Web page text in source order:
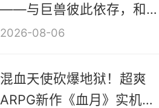
——与巨兽彼此依存，和鸣
共生！
2026-08-06
混血天使砍爆地狱！超爽
ARPG新作《血月》实机演